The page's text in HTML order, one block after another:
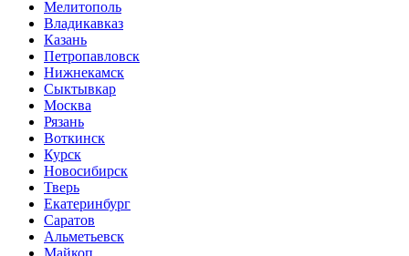
Мелитополь
Владикавказ
Казань
Петропавловск
Нижнекамск
Сыктывкар
Москва
Рязань
Воткинск
Курск
Новосибирск
Тверь
Екатеринбург
Саратов
Альметьевск
Майкоп